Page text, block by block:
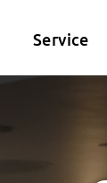
Service